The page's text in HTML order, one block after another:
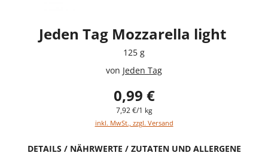
Jeden Tag Mozzarella light
125 g
von Jeden Tag
0,99 €
7,92 €/1 kg
inkl. MwSt., zzgl. Versand
DETAILS / NÄHRWERTE / ZUTATEN UND ALLERGENE